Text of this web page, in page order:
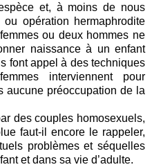
et, à moins de nous
opération hermaphrodite
ou deux hommes ne
naissance à un enfant
font appel à des techniques
interviennent pour
aucune préoccupation de la
des couples homosexuels,
faut-il encore le rappeler,
problèmes et séquelles
et dans sa vie d’adulte.